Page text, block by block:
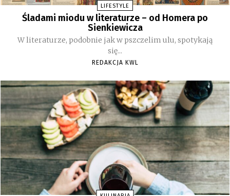
LIFESTYLE
Śladami miodu w literaturze – od Homera po
Sienkiewicza
W literaturze, podobnie jak w pszczelim ulu, spotykają
się...
REDAKCJA KWL